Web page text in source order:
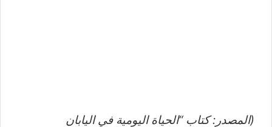
(المصدر: كتاب “الحياة اليومية في اليابان